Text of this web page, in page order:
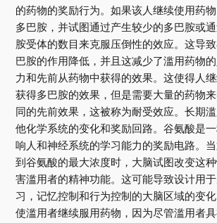
的药物的奖励行为。如果该人继续使用药
多巴胺，并试图通过产生较少的多巴胺或
胺受体的数目来克服压倒性的效应。这导
巴胺的作用降低，并且这减少了滥用药物
力和先前从药物中获得的效果。这使得人
获得多巴胺的效果，但是需要大量的药物
同的先前效果，这被称为耐受效应。长期
他化学系统的变化和奖励回路。谷氨酸是
响人和神经系统的学习能力的奖励电路。
到谷氨酸的最大浓度时，大脑试图改变这
害滥用者的精神功能。这可能导致设计用
习，记忆控制和行为控制的大脑区域的变
使滥用者继续服用药物，因为尽管滥用者